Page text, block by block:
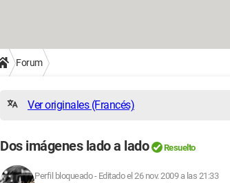
Forum
Ver originales (Francés)
Dos imágenes lado a lado Resuelto
Perfil bloqueado- Editado el 26 nov. 2009 a las 21:33